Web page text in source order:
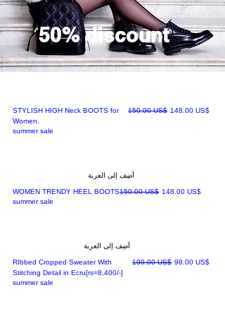
50% discount
STYLISH HIGH Neck BOOTS for
Women.
سعر عادي‏150.00 US$ سعر البيع‏148.00 US$
summer sale
أضِف إلى العربة
WOMEN TRENDY HEEL BOOTSسعر عادي‏150.00 US$ سعر البيع‏148.00 US$
summer sale
أضِف إلى العربة
RIbbed Cropped Sweater With
Stitching Detail in Ecru[rs=8,400/-]
سعر عادي‏100.00 US$ سعر البيع‏98.00 US$
summer sale